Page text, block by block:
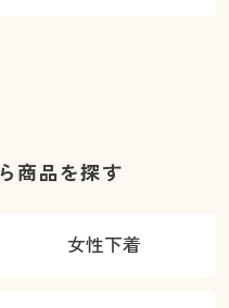
商品を探す
女性下着